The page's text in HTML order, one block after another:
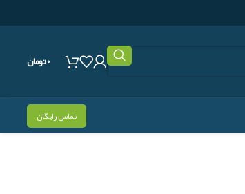
۰تومان
تماس رایگان